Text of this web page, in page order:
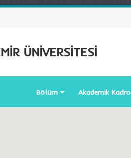
ÜNİVERSİTESİ
Bölüm Akademik Kadro